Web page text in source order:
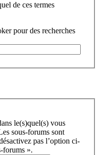
de ces termes
pour des recherches
le(s)quel(s) vous
sous-forums sont
pas l’option ci-
forums ».